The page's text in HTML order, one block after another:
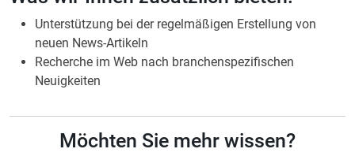
Unterstützung bei der regelmäßigen Erstellung von
neuen News-Artikeln
Recherche im Web nach branchenspezifischen
Neuigkeiten
Möchten Sie mehr wissen?